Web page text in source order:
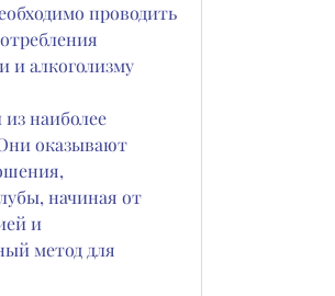
проводить
и алкоголизму
наиболее
оказывают
начиная от
и
метод для